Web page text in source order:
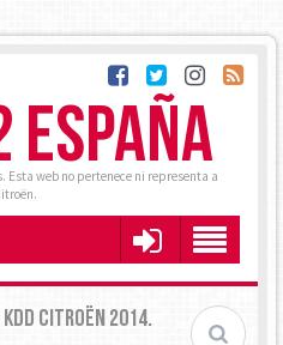
ESPAÑA
Esta web no pertenece ni representa a
CITROËN 2014.